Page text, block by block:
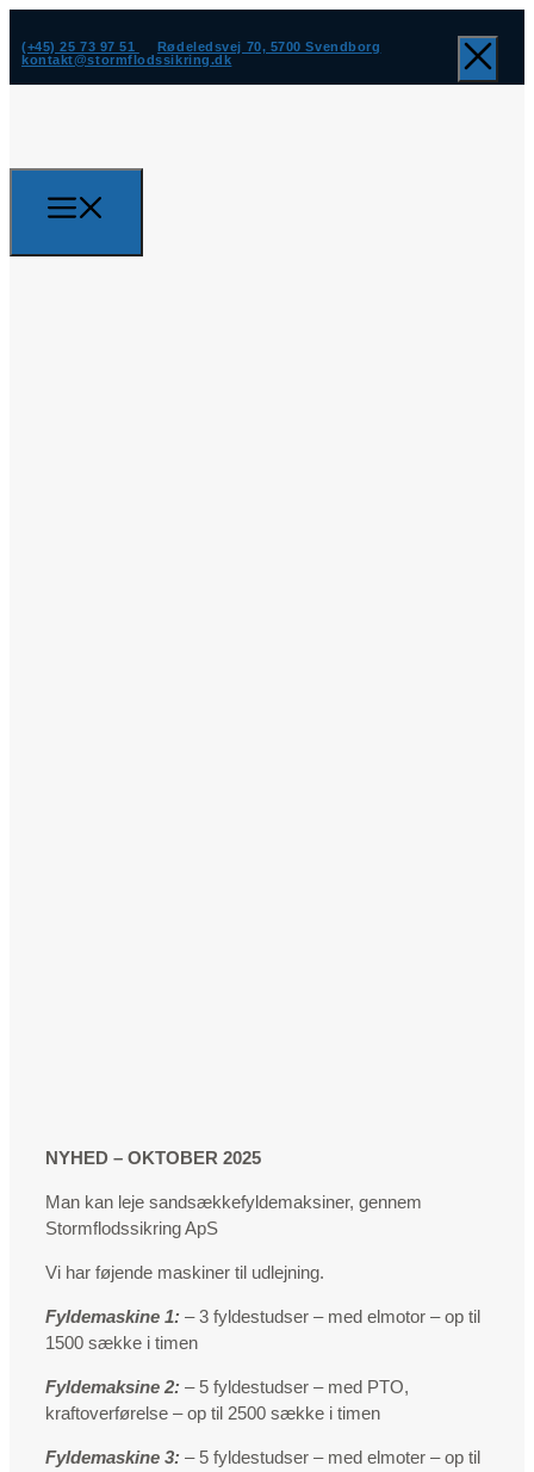
(+45) 25 73 97 51
Rødeledsvej 70, 5700 Svendborg
kontakt@stormflodssikring.dk
NYHED – OKTOBER 2025
Man kan leje sandsækkefyldemaksiner, gennem
Stormflodssikring ApS
Vi har føjende maskiner til udlejning.
Fyldemaskine 1: – 3 fyldestudser – med elmotor – op til
1500 sække i timen
Fyldemaksine 2: – 5 fyldestudser – med PTO,
kraftoverførelse – op til 2500 sække i timen
Fyldemaskine 3: – 5 fyldestudser – med elmoter – op til